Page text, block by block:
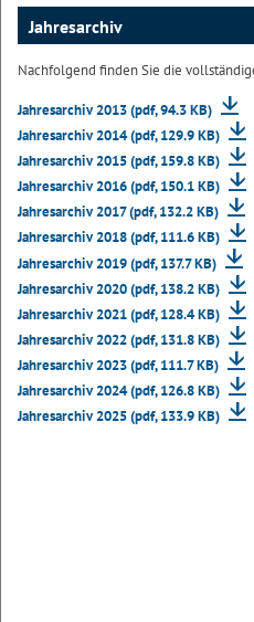
Jahresarchiv
Nachfolgend finden Sie die
Jahresarchiv 2013 (pdf, 94.3 KB)
Jahresarchiv 2014 (pdf, 129.9 KB)
Jahresarchiv 2015 (pdf, 159.8 KB)
Jahresarchiv 2016 (pdf, 150.1 KB)
Jahresarchiv 2017 (pdf, 132.2 KB)
Jahresarchiv 2018 (pdf, 111.6 KB)
Jahresarchiv 2019 (pdf, 137.7 KB)
Jahresarchiv 2020 (pdf, 138.2 KB)
Jahresarchiv 2021 (pdf, 128.4 KB)
Jahresarchiv 2022 (pdf, 131.8 KB)
Jahresarchiv 2023 (pdf, 111.7 KB)
Jahresarchiv 2024 (pdf, 126.8 KB)
Jahresarchiv 2025 (pdf, 133.9 KB)